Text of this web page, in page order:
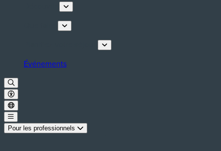
Événements
Pour les professionnels